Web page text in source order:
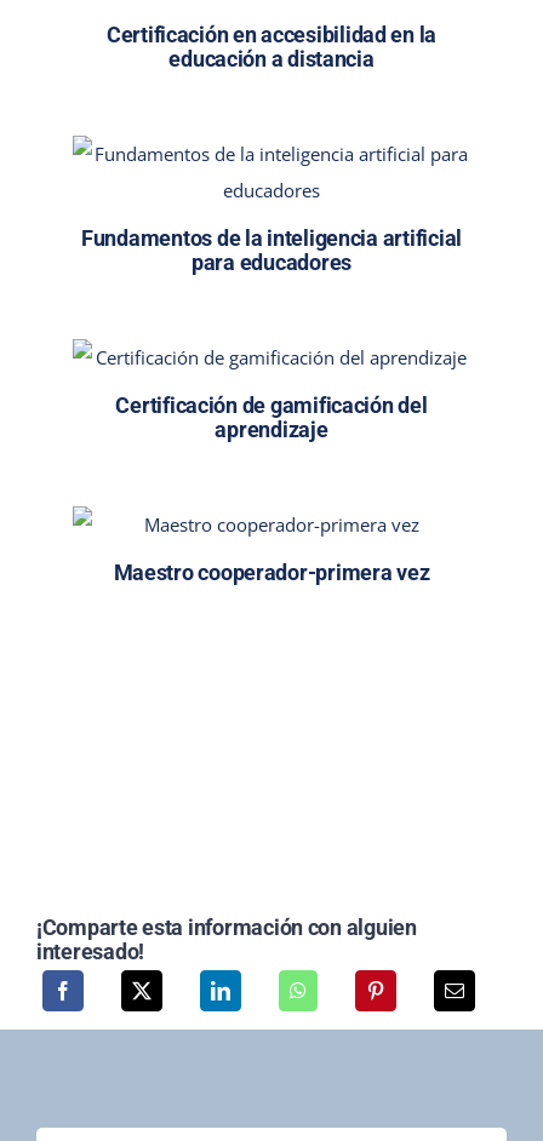
Certificación en accesibilidad en la
educación a distancia
Fundamentos de la inteligencia artificial
para educadores
Certificación de gamificación del
aprendizaje
Maestro cooperador-primera vez
¡Comparte esta información con alguien
interesado!